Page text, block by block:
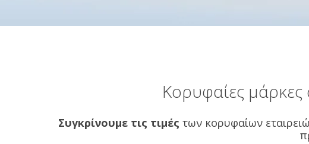
Κορυφαίες μάρκες
Συγκρίνουμε τις τιμές των κορυφαίων